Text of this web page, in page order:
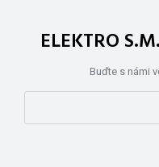
ELEKTRO
Buďte s námi